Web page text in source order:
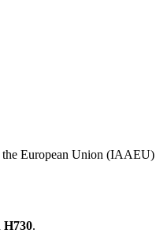
European Union (IAAEU)
H730.